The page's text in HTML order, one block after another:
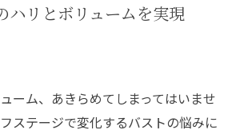
ハリとボリュームを実現
ーム、あきらめてしまってはいませ
ステージで変化するバストの悩みに